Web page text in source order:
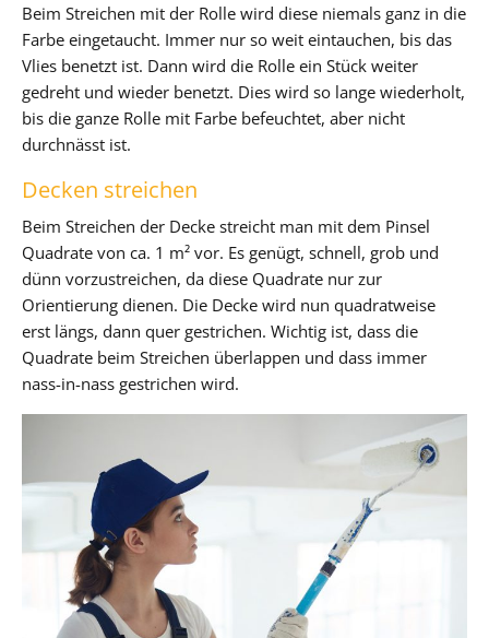
Beim Streichen mit der Rolle wird diese niemals ganz in die
Farbe eingetaucht. Immer nur so weit eintauchen, bis das
Vlies benetzt ist. Dann wird die Rolle ein Stück weiter
gedreht und wieder benetzt. Dies wird so lange wiederholt,
bis die ganze Rolle mit Farbe befeuchtet, aber nicht
durchnässt ist.
Decken streichen
Beim Streichen der Decke streicht man mit dem Pinsel
Quadrate von ca. 1 m² vor. Es genügt, schnell, grob und
dünn vorzustreichen, da diese Quadrate nur zur
Orientierung dienen. Die Decke wird nun quadratweise
erst längs, dann quer gestrichen. Wichtig ist, dass die
Quadrate beim Streichen überlappen und dass immer
nass-in-nass gestrichen wird.